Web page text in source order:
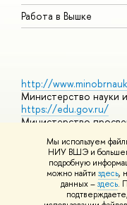
Мы используем
НИУ ВШЭ и
подробную
можно найти здесь,
данных –здесь.
Работа в Вышке
http://
Министерство науки
https://edu.gov.ru/
Министерство
Массовые открытые
© НИУ ВШЭ 1993–2026
использования